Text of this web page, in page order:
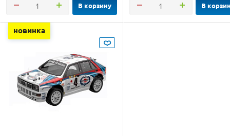
В корзину В
новинка